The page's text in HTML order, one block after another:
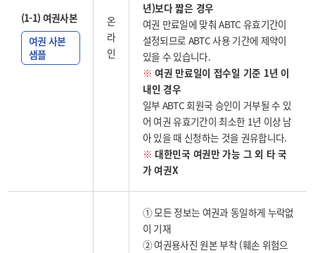
(1-1) 여권사본
여권 사본
샘플
온
라
인
년)보다 짧은 경우
여권 만료일에 맞춰 ABTC 유효기간이
설정되므로 ABTC 사용 기간에 제약이
있을 수 있습니다.
※ 여권 만료일이 접수일 기준 1년 이
내인 경우
일부 ABTC 회원국 승인이 거부될 수 있
어 여권 유효기간이 최소한 1년 이상 남
아 있을 때 신청하는 것을 권유합니다.
※ 대한민국 여권만 가능 그 외 타 국
가 여권X
① 모든 정보는 여권과 동일하게 누락없
이 기재
② 여권용사진 원본 부착 (훼손 위험으